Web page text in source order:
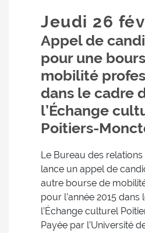
Jeudi 26
Appel de
pour une
mobilité
dans le cadre
l’Échange
Poitiers-
Le Bureau des
lance un appel de
autre bourse de
pour l’année 2015 dans
l’Échange culturel
Payée par l’Université